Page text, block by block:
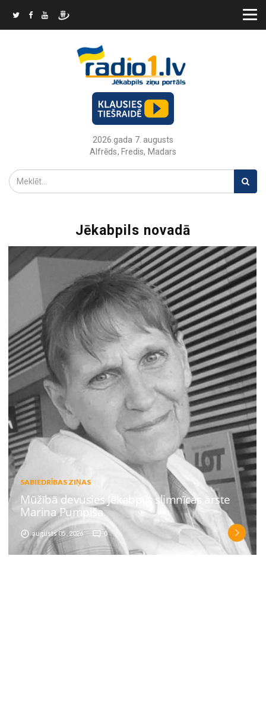
2026.gada 7. augusts
Alfrēds, Fredis, Madars
Jēkabpils novadā
SABIEDRĪBAS ZIŅAS
Mūžībā devusies Jēkabpils slimnīcas ārste
Marina Pumpiša
augusts 05 , 2026 0